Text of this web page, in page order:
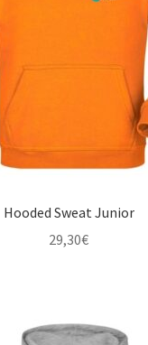
Hooded Sweat Junior
29,30€